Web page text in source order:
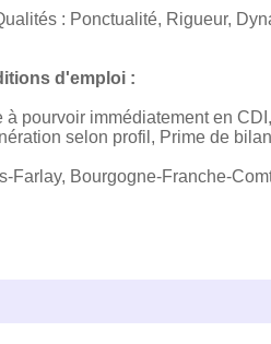
: Ponctualité, Rigueur,
d'emploi :
à pourvoir immédiatement en
selon profil, Prime de bilan
Farlay, Bourgogne-Franche-